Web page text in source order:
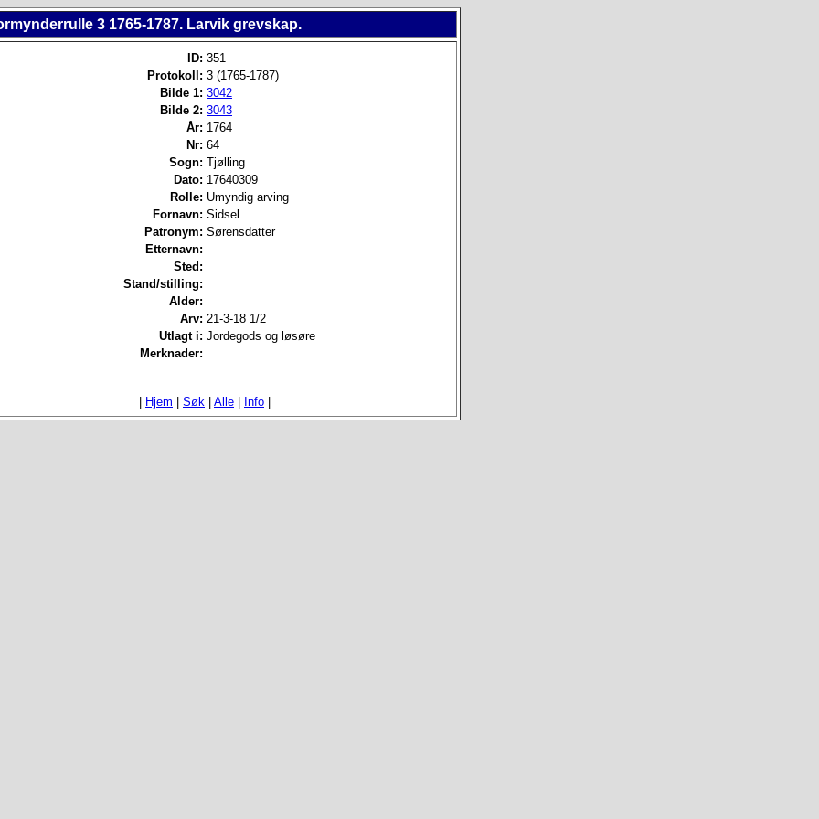
3 1765-1787. Larvik grevskap.
ID: 351
Protokoll: 3 (1765-1787)
Bilde 1: 3042
Bilde 2: 3043
År: 1764
Nr: 64
Sogn: Tjølling
Dato: 17640309
Rolle: Umyndig arving
Fornavn: Sidsel
Patronym: Sørensdatter
Etternavn:
Sted:
Stand/stilling:
Alder:
Arv: 21-3-18 1/2
Utlagt i: Jordegods og løsøre
Merknader:
Hjem Søk Alle Info